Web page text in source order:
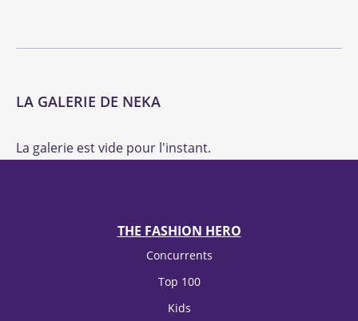
LA GALERIE DE NEKA
La galerie est vide pour l'instant.
THE FASHION HERO
Concurrents
Top 100
Kids